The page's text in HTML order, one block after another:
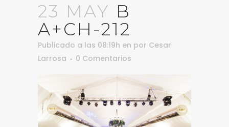
23 MAY B
A+CH-212
Publicado a las 08:19h en por Cesar
Larrosa
0 Comentarios